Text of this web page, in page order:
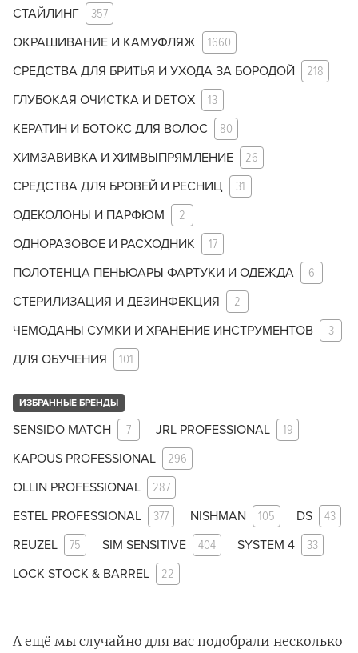
СТАЙЛИНГ 357
ОКРАШИВАНИЕ И КАМУФЛЯЖ 1660
СРЕДСТВА ДЛЯ БРИТЬЯ И УХОДА ЗА БОРОДОЙ 218
ГЛУБОКАЯ ОЧИСТКА И DETOX 13
КЕРАТИН И БОТОКС ДЛЯ ВОЛОС 80
ХИМЗАВИВКА И ХИМВЫПРЯМЛЕНИЕ 26
СРЕДСТВА ДЛЯ БРОВЕЙ И РЕСНИЦ 31
ОДЕКОЛОНЫ И ПАРФЮМ 2
ОДНОРАЗОВОЕ И РАСХОДНИК 17
ПОЛОТЕНЦА ПЕНЬЮАРЫ ФАРТУКИ И ОДЕЖДА 6
СТЕРИЛИЗАЦИЯ И ДЕЗИНФЕКЦИЯ 2
ЧЕМОДАНЫ СУМКИ И ХРАНЕНИЕ ИНСТРУМЕНТОВ 3
ДЛЯ ОБУЧЕНИЯ 101
ИЗБРАННЫЕ БРЕНДЫ
SENSIDO MATCH 7 JRL PROFESSIONAL 19
KAPOUS PROFESSIONAL 296
OLLIN PROFESSIONAL 287
ESTEL PROFESSIONAL 377 NISHMAN 105 DS 43
REUZEL 75 SIM SENSITIVE 404 SYSTEM 4 33
LOCK STOCK & BARREL 22
А ещё мы случайно для вас подобрали несколько
Заяц–робот